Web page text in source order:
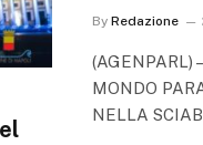
By Redazione
(AGENPARL)
MONDO
NELLA